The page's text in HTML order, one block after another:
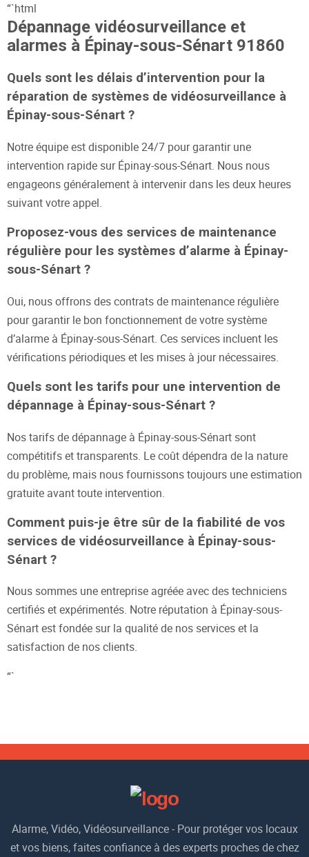
“`html
Dépannage vidéosurveillance et
alarmes à Épinay-sous-Sénart 91860
Quels sont les délais d’intervention pour la
réparation de systèmes de vidéosurveillance à
Épinay-sous-Sénart ?
Notre équipe est disponible 24/7 pour garantir une
intervention rapide sur Épinay-sous-Sénart. Nous nous
engageons généralement à intervenir dans les deux heures
suivant votre appel.
Proposez-vous des services de maintenance
régulière pour les systèmes d’alarme à Épinay-
sous-Sénart ?
Oui, nous offrons des contrats de maintenance régulière
pour garantir le bon fonctionnement de votre système
d’alarme à Épinay-sous-Sénart. Ces services incluent les
vérifications périodiques et les mises à jour nécessaires.
Quels sont les tarifs pour une intervention de
dépannage à Épinay-sous-Sénart ?
Nos tarifs de dépannage à Épinay-sous-Sénart sont
compétitifs et transparents. Le coût dépendra de la nature
du problème, mais nous fournissons toujours une estimation
gratuite avant toute intervention.
Comment puis-je être sûr de la fiabilité de vos
services de vidéosurveillance à Épinay-sous-
Sénart ?
Nous sommes une entreprise agréée avec des techniciens
certifiés et expérimentés. Notre réputation à Épinay-sous-
Sénart est fondée sur la qualité de nos services et la
satisfaction de nos clients.
“`
Alarme, Vidéo, Vidéosurveillance - Pour protéger vos locaux
et vos biens, faites confiance à des experts proches de chez